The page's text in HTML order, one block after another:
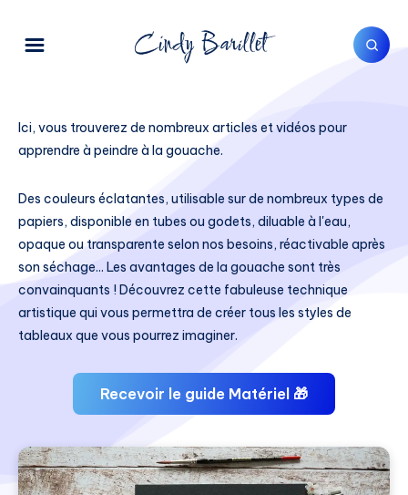
Ici, vous trouverez de nombreux articles et vidéos pour
apprendre à peindre à la gouache.
Des couleurs éclatantes, utilisable sur de nombreux types de
papiers, disponible en tubes ou godets, diluable à l'eau,
opaque ou transparente selon nos besoins, réactivable après
son séchage... Les avantages de la gouache sont très
convainquants ! Découvrez cette fabuleuse technique
artistique qui vous permettra de créer tous les styles de
tableaux que vous pourrez imaginer.
Recevoir le guide Matériel 🎁